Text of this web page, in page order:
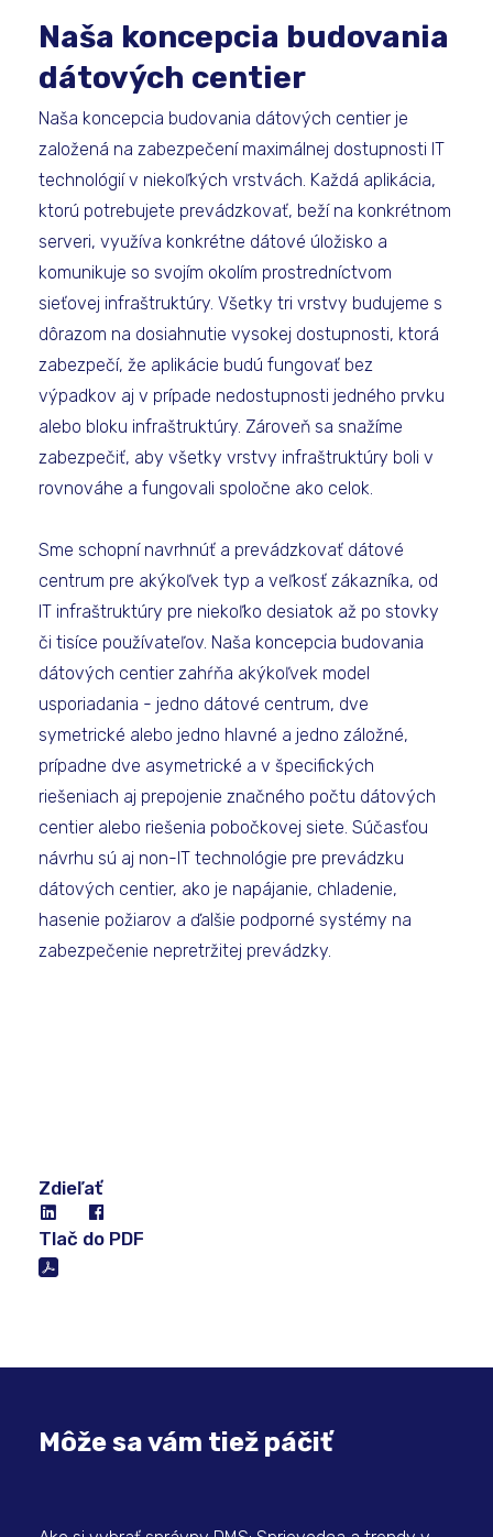
Naša koncepcia budovania
dátových centier
Naša koncepcia budovania dátových centier je
založená na zabezpečení maximálnej dostupnosti IT
technológií v niekoľkých vrstvách. Každá aplikácia,
ktorú potrebujete prevádzkovať, beží na konkrétnom
serveri, využíva konkrétne dátové úložisko a
komunikuje so svojím okolím prostredníctvom
sieťovej infraštruktúry. Všetky tri vrstvy budujeme s
dôrazom na dosiahnutie vysokej dostupnosti, ktorá
zabezpečí, že aplikácie budú fungovať bez
výpadkov aj v prípade nedostupnosti jedného prvku
alebo bloku infraštruktúry. Zároveň sa snažíme
zabezpečiť, aby všetky vrstvy infraštruktúry boli v
rovnováhe a fungovali spoločne ako celok.
Sme schopní navrhnúť a prevádzkovať dátové
centrum pre akýkoľvek typ a veľkosť zákazníka, od
IT infraštruktúry pre niekoľko desiatok až po stovky
či tisíce používateľov. Naša koncepcia budovania
dátových centier zahŕňa akýkoľvek model
usporiadania - jedno dátové centrum, dve
symetrické alebo jedno hlavné a jedno záložné,
prípadne dve asymetrické a v špecifických
riešeniach aj prepojenie značného počtu dátových
centier alebo riešenia pobočkovej siete. Súčasťou
návrhu sú aj non-IT technológie pre prevádzku
dátových centier, ako je napájanie, chladenie,
hasenie požiarov a ďalšie podporné systémy na
zabezpečenie nepretržitej prevádzky.
Zdieľať
Tlač do PDF
Môže sa vám tiež páčiť